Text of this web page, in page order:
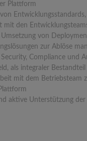
Plattform
mit den
von
zur Ablöse
Compliance und
als integraler
mit dem Betriebsteam
aktive Unterstützung